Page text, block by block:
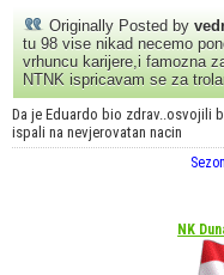
Originally Posted by
tu 98 vise nikad necemo
vrhuncu karijere,i famozna
NTNK ispricavam se za
Da je Eduardo bio zdrav..osvojili
ispali na nevjerovatan nacin
NK